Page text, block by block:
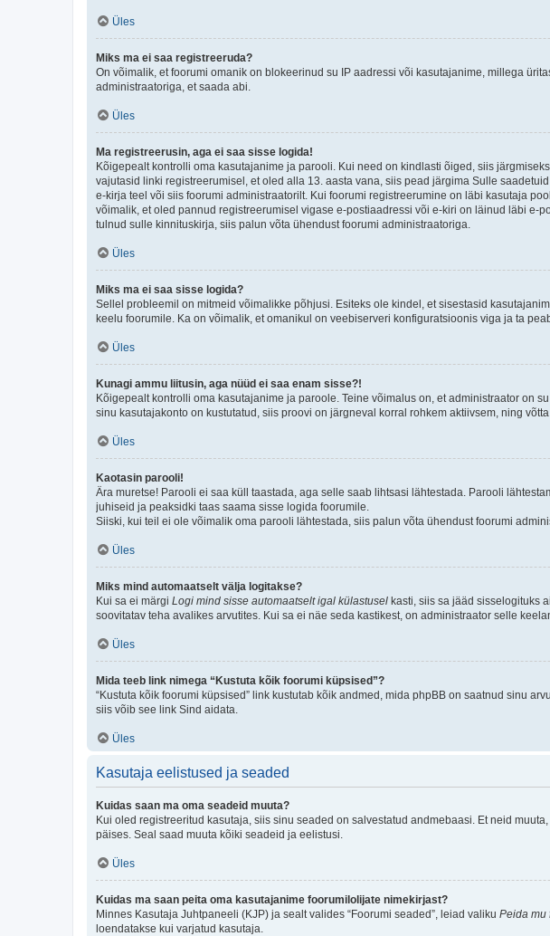
Üles
Miks ma ei saa registreeruda?
On võimalik, et foorumi omanik on blokeerinud su IP aadressi või kasutajanime, millega
administraatoriga, et saada abi.
Üles
Ma registreerusin, aga ei saa sisse logida!
Kõigepealt kontrolli oma kasutajanime ja parooli. Kui need on kindlasti õiged, siis
vajutasid linki registreerumisel, et oled alla 13. aasta vana, siis pead järgima Sulle
e-kirja teel või siis foorumi administraatorilt. Kui foorumi registreerumine on läbi kasutaja
võimalik, et oled pannud registreerumisel vigase e-postiaadressi või e-kiri on läinud läbi e-
tulnud sulle kinnituskirja, siis palun võta ühendust foorumi administraatoriga.
Üles
Miks ma ei saa sisse logida?
Sellel probleemil on mitmeid võimalikke põhjusi. Esiteks ole kindel, et sisestasid
keelu foorumile. Ka on võimalik, et omanikul on veebiserveri konfiguratsioonis viga ja ta
Üles
Kunagi ammu liitusin, aga nüüd ei saa enam sisse?!
Kõigepealt kontrolli oma kasutajanime ja paroole. Teine võimalus on, et administraator on
sinu kasutajakonto on kustutatud, siis proovi on järgneval korral rohkem aktiivsem, ning
Üles
Kaotasin parooli!
Ära muretse! Parooli ei saa küll taastada, aga selle saab lihtsasi lähtestada. Parooli
juhiseid ja peaksidki taas saama sisse logida foorumile.
Siiski, kui teil ei ole võimalik oma parooli lähtestada, siis palun võta ühendust foorumi
Üles
Miks mind automaatselt välja logitakse?
Kui sa ei märgi Logi mind sisse automaatselt igal külastusel kasti, siis sa jääd sisselogituks
soovitatav teha avalikes arvutites. Kui sa ei näe seda kastikest, on administraator selle
Üles
Mida teeb link nimega “Kustuta kõik foorumi küpsised”?
“Kustuta kõik foorumi küpsised” link kustutab kõik andmed, mida phpBB on saatnud sinu
siis võib see link Sind aidata.
Üles
Kasutaja eelistused ja seaded
Kuidas saan ma oma seadeid muuta?
Kui oled registreeritud kasutaja, siis sinu seaded on salvestatud andmebaasi. Et neid
päises. Seal saad muuta kõiki seadeid ja eelistusi.
Üles
Kuidas ma saan peita oma kasutajanime foorumilolijate nimekirjast?
Minnes Kasutaja Juhtpaneeli (KJP) ja sealt valides “Foorumi seaded”, leiad valiku Peida mu
loendatakse kui varjatud kasutaja.